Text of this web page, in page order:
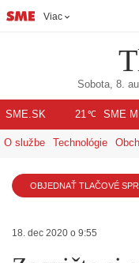
Viac
Sobota, 8.
SME.SK 21℃ SME
O službe Technológie
OBJEDNAŤ TLAČOVÉ
18. dec 2020 o 9:55